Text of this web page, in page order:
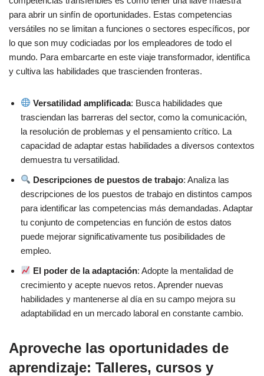
Estar abierto a empezar en puestos de nivel inicial o en
prácticas
Demuestra lo que vales: Un camino hacia el progreso
Cierre
FAQs
Otras referencias:
para abrir un sinfín de oportunidades. Estas competencias
versátiles no se limitan a funciones o sectores específicos, por
lo que son muy codiciadas por los empleadores de todo el
mundo. Para embarcarte en este viaje transformador, identifica
y cultiva las habilidades que trascienden fronteras.
Versatilidad amplificada: Busca habilidades que
trasciendan las barreras del sector, como la comunicación,
la resolución de problemas y el pensamiento crítico. La
capacidad de adaptar estas habilidades a diversos contextos
demuestra tu versatilidad.
Descripciones de puestos de trabajo: Analiza las
descripciones de los puestos de trabajo en distintos campos
para identificar las competencias más demandadas. Adaptar
tu conjunto de competencias en función de estos datos
puede mejorar significativamente tus posibilidades de
empleo.
El poder de la adaptación: Adopte la mentalidad de
crecimiento y acepte nuevos retos. Aprender nuevas
habilidades y mantenerse al día en su campo mejora su
adaptabilidad en un mercado laboral en constante cambio.
Aproveche las oportunidades de
aprendizaje: Talleres, cursos y